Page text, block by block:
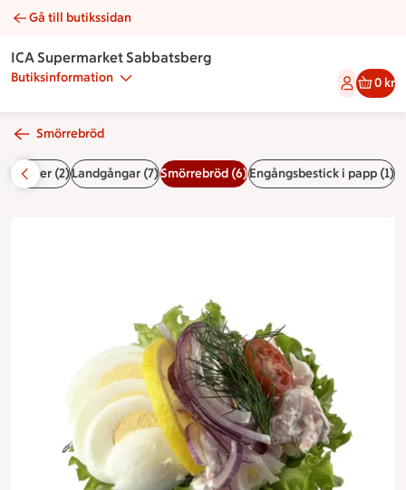
Smörrebröd skagen | Catering ICA Supermarket Sabbatsberg
Gå till butikssidan
ICA Supermarket Sabbatsberg
Butiksinformation 0 kr
Smörrebröd
(2)Landgångar (7)Smörrebröd (6)Engångsbestick i papp (1)